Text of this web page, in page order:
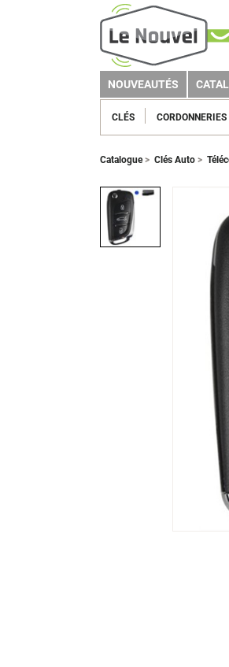
NOUVEAUTÉS
CLÉS CORDONNERIES
Catalogue> Clés Auto >